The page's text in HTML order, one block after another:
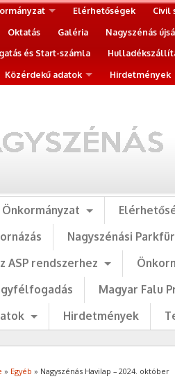
Elérhetőségek Civil
Oktatás Galéria Nagyszénás
és Start-számla
Közérdekű adatok Hirdetmények
Önkormányzat
Nagyszénási
ASP rendszerhez
Magyar Falu
Hirdetmények
» Egyéb » Nagyszénás Havilap – 2024. október